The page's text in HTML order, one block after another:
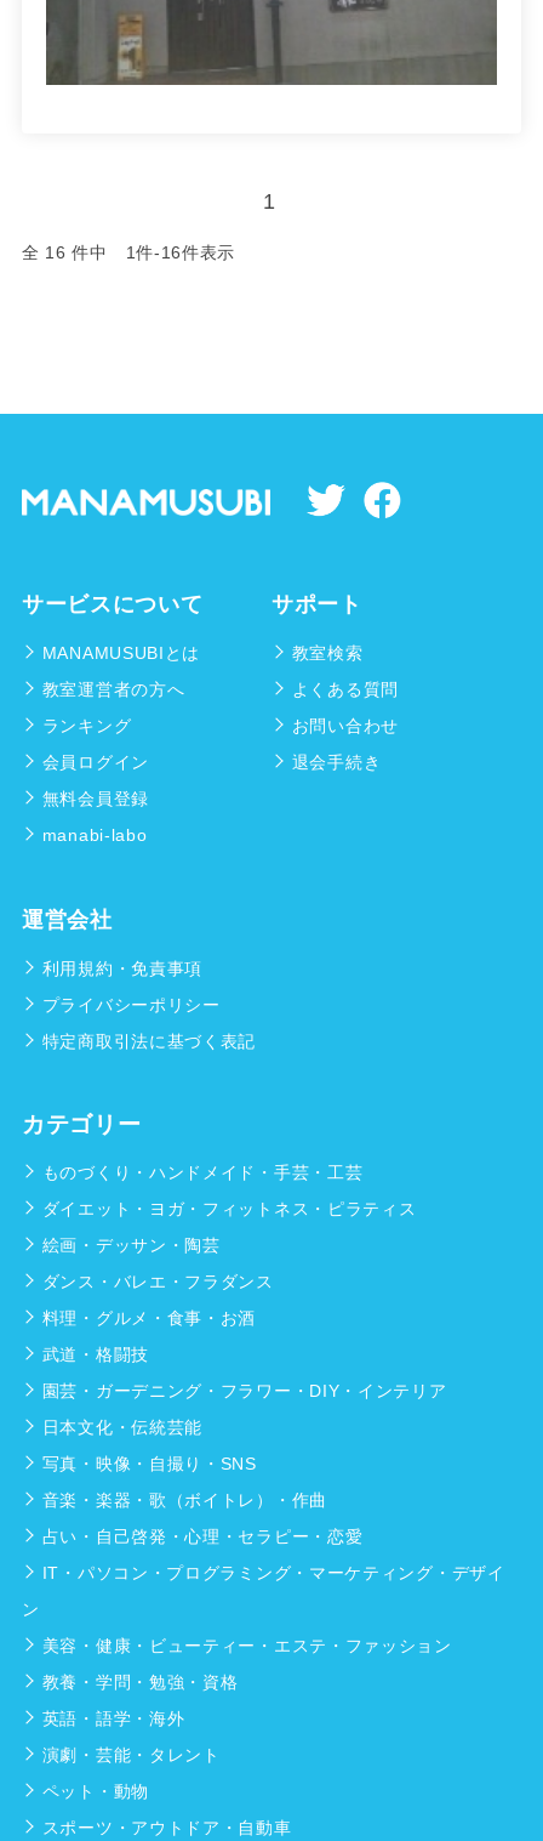
1
全 16 件中 1件-16件表示
サービスについて
MANAMUSUBIとは
教室運営者の方へ
ランキング
会員ログイン
無料会員登録
manabi-labo
サポート
教室検索
よくある質問
お問い合わせ
退会手続き
運営会社
利用規約・免責事項
プライバシーポリシー
特定商取引法に基づく表記
カテゴリー
ものづくり・ハンドメイド・手芸・工芸
ダイエット・ヨガ・フィットネス・ピラティス
絵画・デッサン・陶芸
ダンス・バレエ・フラダンス
料理・グルメ・食事・お酒
武道・格闘技
園芸・ガーデニング・フラワー・DIY・インテリア
日本文化・伝統芸能
写真・映像・自撮り・SNS
音楽・楽器・歌（ボイトレ）・作曲
占い・自己啓発・心理・セラピー・恋愛
IT・パソコン・プログラミング・マーケティング・デザイ
ン
美容・健康・ビューティー・エステ・ファッション
教養・学問・勉強・資格
英語・語学・海外
演劇・芸能・タレント
ペット・動物
スポーツ・アウトドア・自動車